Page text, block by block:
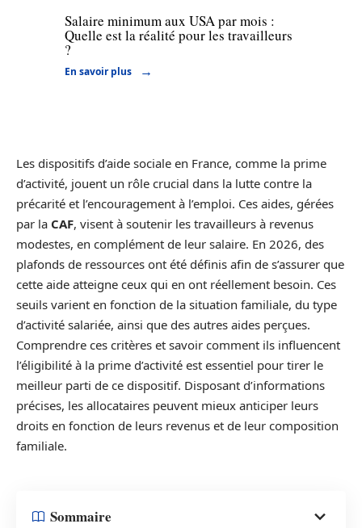
Salaire minimum aux USA par mois :
Quelle est la réalité pour les travailleurs
?
En savoir plus
Les dispositifs d’aide sociale en France, comme la prime
d’activité, jouent un rôle crucial dans la lutte contre la
précarité et l’encouragement à l’emploi. Ces aides, gérées
par la CAF, visent à soutenir les travailleurs à revenus
modestes, en complément de leur salaire. En 2026, des
plafonds de ressources ont été définis afin de s’assurer que
cette aide atteigne ceux qui en ont réellement besoin. Ces
seuils varient en fonction de la situation familiale, du type
d’activité salariée, ainsi que des autres aides perçues.
Comprendre ces critères et savoir comment ils influencent
l’éligibilité à la prime d’activité est essentiel pour tirer le
meilleur parti de ce dispositif. Disposant d’informations
précises, les allocataires peuvent mieux anticiper leurs
droits en fonction de leurs revenus et de leur composition
familiale.
Sommaire